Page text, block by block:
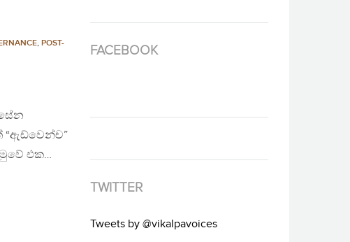
, POST-
“ඇඩ්වෙන්ච”
එක…
FACEBOOK
TWITTER
Tweets by @vikalpavoices